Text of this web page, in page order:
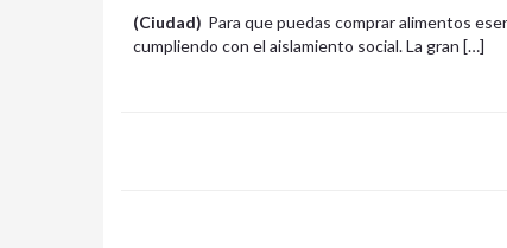
(Ciudad) Para que puedas comprar alimentos
cumpliendo con el aislamiento social. La gran […]